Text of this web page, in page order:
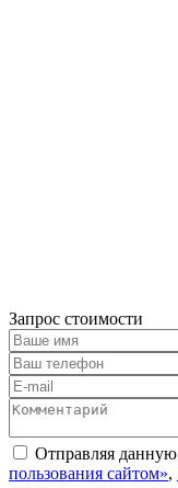
Запрос стоимости
Отправляя
пользования сайтом»,